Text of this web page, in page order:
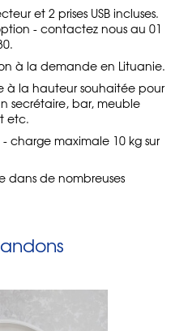
et 2 prises USB incluses.
- contactez nous au 01
à la demande en Lituanie.
à la hauteur souhaitée pour
secrétaire, bar, meuble
etc.
charge maximale 10 kg sur
dans de nombreuses